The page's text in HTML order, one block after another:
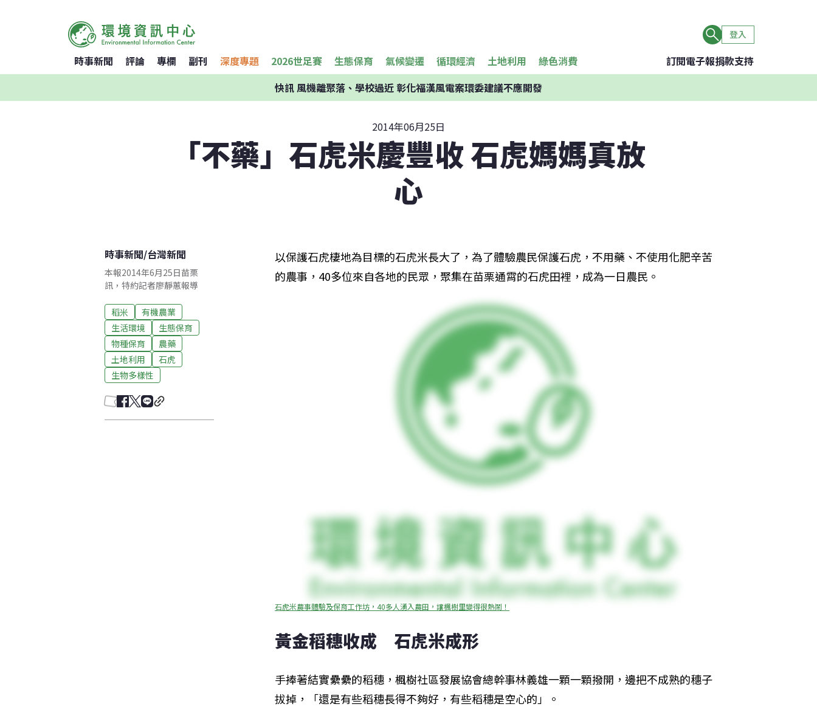
登入
時事新聞 評論 專欄 副刊 深度專題 2026世足賽 生態保育 氣候變遷 循環經濟 土地利用 綠色消費 訂閱電子報捐款支持
快訊風機離聚落、學校過近 彰化福漢風電案環委建議不應開發
2014年06月25日
「不藥」石虎米慶豐收 石虎媽媽真放
心
時事新聞/台灣新聞
本報2014年6月25日苗栗
訊，特約記者廖靜蕙報導
稻米
有機農業
生活環境
生態保育
物種保育
農藥
土地利用
石虎
生物多樣性
以保護石虎棲地為目標的石虎米長大了，為了體驗農民保護石虎，不用藥、不使用化肥辛苦
的農事，40多位來自各地的民眾，聚集在苗栗通霄的石虎田裡，成為一日農民。
石虎米農事體驗及保育工作坊，40多人湧入農田，讓楓樹里變得很熱鬧！
黃金稻穗收成　石虎米成形
手捧著結實纍纍的稻穗，楓樹社區發展協會總幹事林義雄一顆一顆撥開，邊把不成熟的穗子
拔掉，「還是有些稻穗長得不夠好，有些稻穗是空心的」。